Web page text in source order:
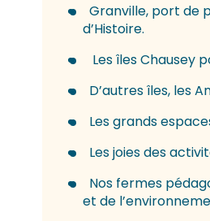
Granville, port de
d’Histoire.
Les îles Chausey
D’autres îles, les
Les grands
Les joies des
Nos fermes
et de